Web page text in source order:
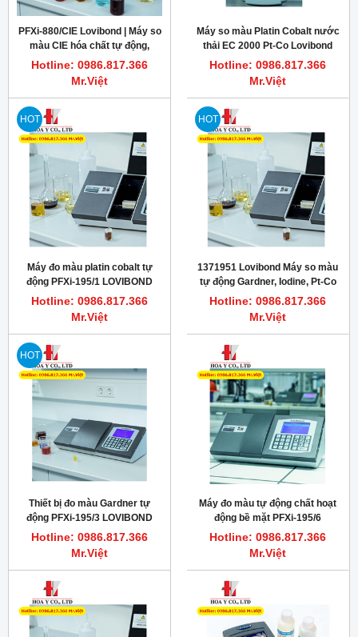
PFXi-880/CIE Lovibond | Máy so
màu CIE hóa chất tự động,
ASTM E308
Hotline: 0986.817.366
Mr.Việt
Máy so màu Platin Cobalt nước
thải EC 2000 Pt-Co Lovibond
162010
Hotline: 0986.817.366
Mr.Việt
HOT
Máy đo màu platin cobalt tự
động PFXi-195/1 LOVIBOND
TINTOMETER
Hotline: 0986.817.366
Mr.Việt
HOT
1371951 Lovibond Máy so màu
tự động Gardner, Iodine, Pt-Co
dầu công nghiệp, hóa chất,
PFXi-195/1
Hotline: 0986.817.366
Mr.Việt
HOT
Thiết bị đo màu Gardner tự
động PFXi-195/3 LOVIBOND
COLOR
Hotline: 0986.817.366
Mr.Việt
Máy đo màu tự động chất hoạt
động bề mặt PFXi-195/6
LOVIBOND 1371956
Hotline: 0986.817.366
Mr.Việt